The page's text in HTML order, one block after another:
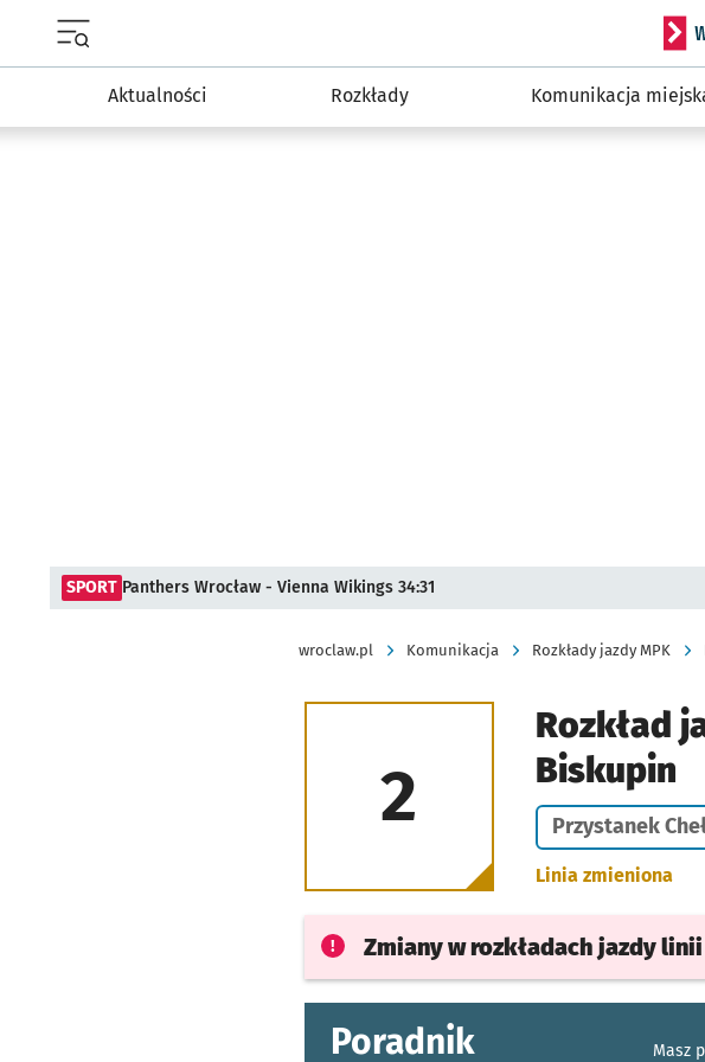
Aktualności Rozkłady Komunikacja
SPORT Panthers Wrocław - Vienna Wikings 34:31
wroclaw.pl Komunikacja Rozkłady jazdy MPK
2
Rozkład
Biskupin
Przystanek
Linia zmieniona
Zmiany w rozkładach jazdylinii
Poradnik
Masz